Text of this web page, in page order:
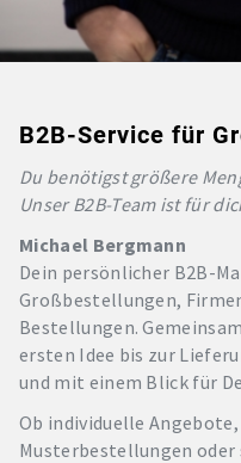
B2B-Service für
Du benötigst größere
Unser B2B-Team ist für
Michael Bergmann
Dein persönlicher B2B-
Großbestellungen,
Bestellungen.
ersten Idee bis zur
und mit einem Blick für
Ob individuelle
Musterbestellungen oder